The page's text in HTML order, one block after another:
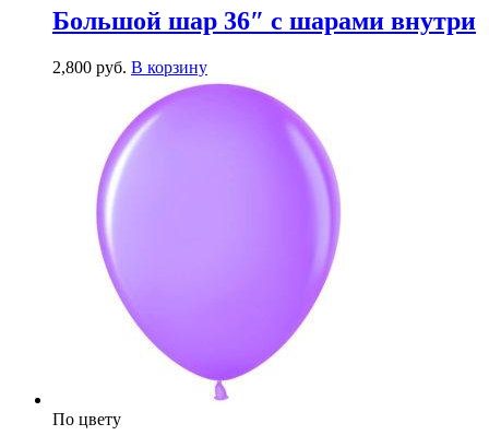
Большой шар 36″ с шарами внутри
2,800 руб. В корзину
По цвету